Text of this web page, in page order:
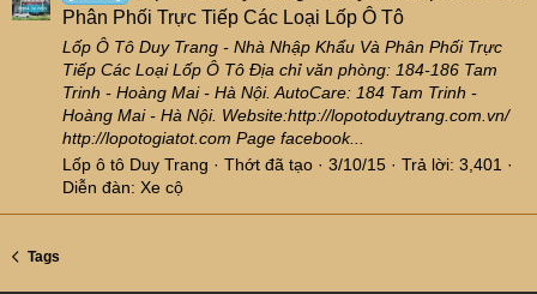
Phân Phối Trực Tiếp Các Loại Lốp Ô Tô
Lốp Ô Tô Duy Trang - Nhà Nhập Khẩu Và Phân Phối Trực
Tiếp Các Loại Lốp Ô Tô Địa chỉ văn phòng: 184-186 Tam
Trinh - Hoàng Mai - Hà Nội. AutoCare: 184 Tam Trinh -
Hoàng Mai - Hà Nội. Website:http://lopotoduytrang.com.vn/
http://lopotogiatot.com Page facebook...
Lốp ô tô Duy Trang
Thớt đã tạo 3/10/15
Trả lời: 3,401
Diễn đàn: Xe cộ
Tags